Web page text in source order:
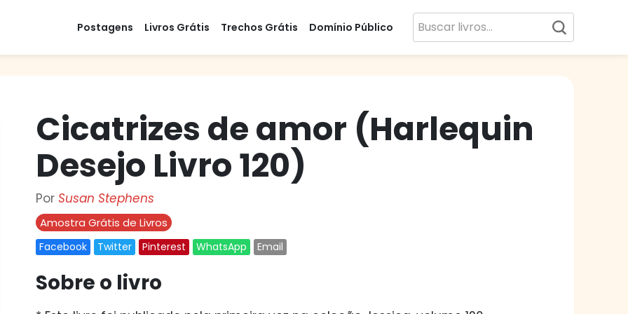
Postagens Livros Grátis Trechos Grátis Domínio Público
Cicatrizes de amor (Harlequin
Desejo Livro 120)
Por Susan Stephens
Amostra Grátis de Livros
Facebook Twitter Pinterest WhatsApp Email
Sobre o livro